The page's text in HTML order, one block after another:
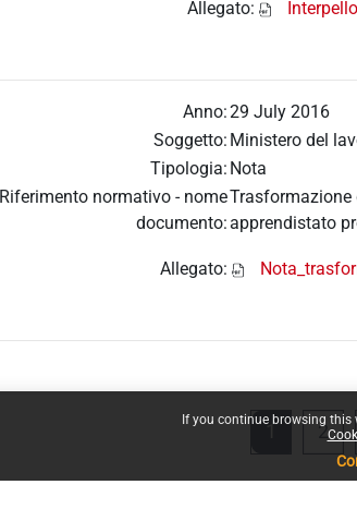
If you continue browsing this
Allegato:
Anno:29 July 2016
Soggetto: Ministero del
Tipologia: Nota
Riferimento normativo - nome
documento:
Trasformazione
apprendistato
Allegato:
1Page 1
2